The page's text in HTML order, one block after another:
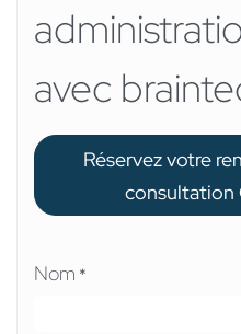
avec
Réservez votre
Nom *